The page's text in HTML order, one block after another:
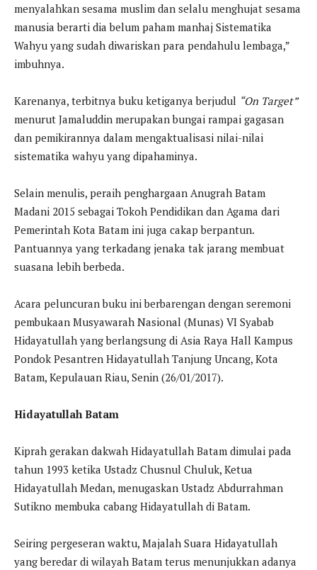
menyalahkan sesama muslim dan selalu menghujat sesama
manusia berarti dia belum paham manhaj Sistematika
Wahyu yang sudah diwariskan para pendahulu lembaga,”
imbuhnya.
Karenanya, terbitnya buku ketiganya berjudul “On Target”
menurut Jamaluddin merupakan bungai rampai gagasan
dan pemikirannya dalam mengaktualisasi nilai-nilai
sistematika wahyu yang dipahaminya.
Selain menulis, peraih penghargaan Anugrah Batam
Madani 2015 sebagai Tokoh Pendidikan dan Agama dari
Pemerintah Kota Batam ini juga cakap berpantun.
Pantuannya yang terkadang jenaka tak jarang membuat
suasana lebih berbeda.
Acara peluncuran buku ini berbarengan dengan seremoni
pembukaan Musyawarah Nasional (Munas) VI Syabab
Hidayatullah yang berlangsung di Asia Raya Hall Kampus
Pondok Pesantren Hidayatullah Tanjung Uncang, Kota
Batam, Kepulauan Riau, Senin (26/01/2017).
Hidayatullah Batam
Kiprah gerakan dakwah Hidayatullah Batam dimulai pada
tahun 1993 ketika Ustadz Chusnul Chuluk, Ketua
Hidayatullah Medan, menugaskan Ustadz Abdurrahman
Sutikno membuka cabang Hidayatullah di Batam.
Seiring pergeseran waktu, Majalah Suara Hidayatullah
yang beredar di wilayah Batam terus menunjukkan adanya